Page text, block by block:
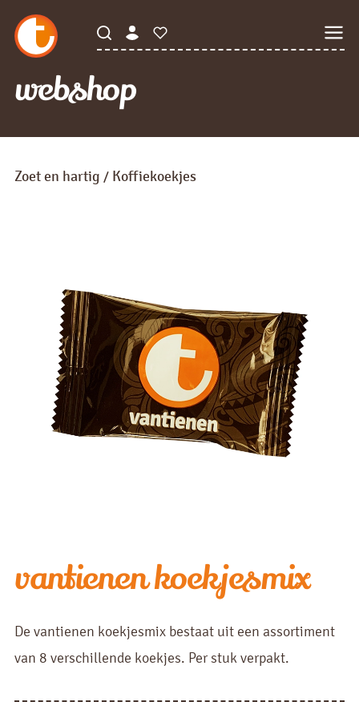
webshop
Zoet en hartig / Koffiekoekjes
vantienen koekjesmix
De vantienen koekjesmix bestaat uit een assortiment
van 8 verschillende koekjes. Per stuk verpakt.